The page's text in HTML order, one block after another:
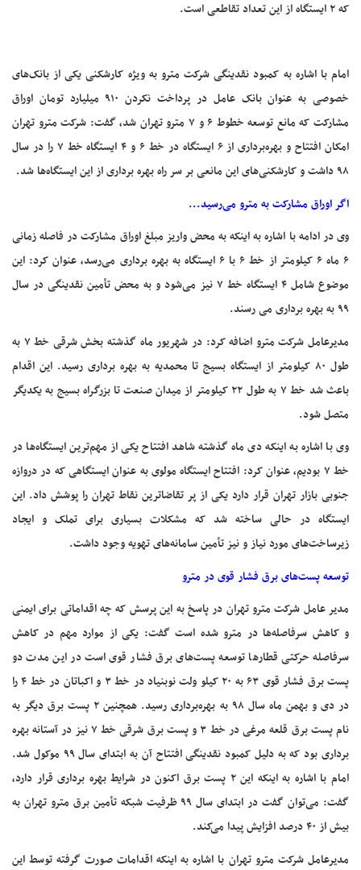
که ۲ ایستگاه از این تعداد تقاطعی است.
امام با اشاره به کمبود نقدینگی شرکت مترو به ویژه کارشکنی یکی از بانک‌های
خصوصی به عنوان بانک عامل در پرداخت نکردن ۹۱۰ میلیارد تومان اوراق
مشارکت که مانع توسعه خطوط ۶ و ۷ مترو تهران شد، گفت: شرکت مترو تهران
امکان افتتاح و بهره‌برداری از ۶ ایستگاه در خط ۶ و ۴ ایستگاه خط ۷ را در سال
۹۸ داشت و کارشکنی‌های این مانعی بر سر راه بهره برداری از این ایستگاه‌ها شد.
اگر اوراق مشارکت به مترو می‌رسید...
وی در ادامه با اشاره به اینکه به محض واریز مبلغ اوراق مشارکت در فاصله زمانی
۶ ماه ۶ کیلومتر از خط ۶ با ۶ ایستگاه به بهره برداری می‌رسد، عنوان کرد: این
موضوع شامل ۴ ایستگاه خط ۷ نیز می‌شود و به محض تأمین نقدینگی در سال
۹۹ به بهره برداری می رسند.
مدیرعامل شرکت مترو اضافه کرد: در شهریور ماه گذشته بخش شرقی خط ۷ به
طول ۸۰ کیلومتر از ایستگاه بسیج تا محمدیه به بهره برداری رسید. این اقدام
باعث شد خط ۷ به طول ۲۲ کیلومتر از میدان صنعت تا بزرگراه بسیج به یکدیگر
متصل شود.
وی با اشاره به اینکه دی ماه گذشته شاهد افتتاح یکی از مهم‌ترین ایستگاه‌ها در
خط ۷ بودیم، عنوان کرد: افتتاح ایستگاه مولوی به عنوان ایستگاهی که در دروازه
جنوبی بازار تهران قرار دارد یکی از پر تقاضاترین نقاط تهران را پوشش داد. این
ایستگاه در حالی ساخته شد که مشکلات بسیاری برای تملک و ایجاد
زیرساخت‌های مورد نیاز و نیز تأمین سامانه‌های تهویه وجود داشت.
توسعه پست‌های برق فشار قوی در مترو
مدیر عامل شرکت مترو تهران در پاسخ به این پرسش که چه اقداماتی برای ایمنی
و کاهش سرفاصله‌ها در مترو شده است گفت: یکی از موارد مهم در کاهش
سرفاصله حرکتی قطارها توسعه پست‌های برق فشار قوی است در این مدت دو
پست برق فشار قوی ۶۳ به ۲۰ کیلو ولت نوبنیاد در خط ۳ و اکباتان در خط ۴ را
در دی و بهمن ماه سال ۹۸ به بهره‌برداری رسید. همچنین ۲ پست برق دیگر به
نام پست برق قلعه مرغی در خط ۳ و پست برق شرقی خط ۷ نیز در آستانه بهره
برداری بود که به دلیل کمبود نقدینگی افتتاح آن به ابتدای سال ۹۹ موکول شد.
امام با اشاره به اینکه این ۲ پست برق اکنون در شرایط بهره برداری قرار دارد،
گفت: می‌توان گفت در ابتدای سال ۹۹ ظرفیت شبکه تأمین برق مترو تهران به
بیش از ۴۰ درصد افزایش پیدا می‌کند.
مدیرعامل شرکت مترو تهران با اشاره به اینکه اقدامات صورت گرفته توسط این